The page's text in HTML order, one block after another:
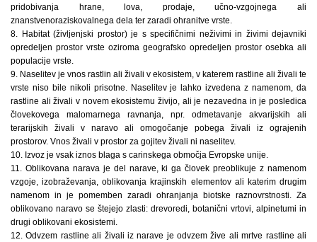
pridobivanja hrane, lova, prodaje, učno-vzgojnega ali
znanstvenoraziskovalnega dela ter zaradi ohranitve vrste.
8. Habitat (življenjski prostor) je s specifičnimi neživimi in živimi dejavniki
opredeljen prostor vrste oziroma geografsko opredeljen prostor osebka ali
populacije vrste.
9. Naselitev je vnos rastlin ali živali v ekosistem, v katerem rastline ali živali te
vrste niso bile nikoli prisotne. Naselitev je lahko izvedena z namenom, da
rastline ali živali v novem ekosistemu živijo, ali je nezavedna in je posledica
človekovega malomarnega ravnanja, npr. odmetavanje akvarijskih ali
terarijskih živali v naravo ali omogočanje pobega živali iz ograjenih
prostorov. Vnos živali v prostor za gojitev živali ni naselitev.
10. Izvoz je vsak iznos blaga s carinskega območja Evropske unije.
11. Oblikovana narava je del narave, ki ga človek preoblikuje z namenom
vzgoje, izobraževanja, oblikovanja krajinskih elementov ali katerim drugim
namenom in je pomemben zaradi ohranjanja biotske raznovrstnosti. Za
oblikovano naravo se štejejo zlasti: drevoredi, botanični vrtovi, alpinetumi in
drugi oblikovani ekosistemi.
12. Odvzem rastline ali živali iz narave je odvzem žive ali mrtve rastline ali